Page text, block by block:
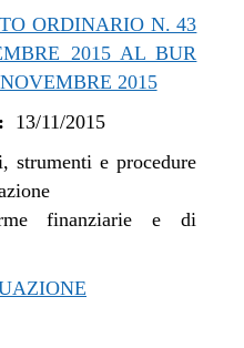
ORDINARIO N. 43
2015 AL BUR
2015
13/11/2015
strumenti e procedure
finanziarie e di